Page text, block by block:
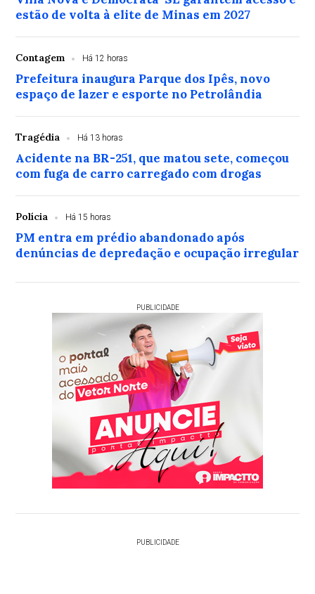
estão de volta à elite de Minas em 2027
Contagem Há 12 horas
Prefeitura inaugura Parque dos Ipês, novo
espaço de lazer e esporte no Petrolândia
Tragédia Há 13 horas
Acidente na BR-251, que matou sete, começou
com fuga de carro carregado com drogas
Polícia Há 15 horas
PM entra em prédio abandonado após
denúncias de depredação e ocupação irregular
PUBLICIDADE
PUBLICIDADE